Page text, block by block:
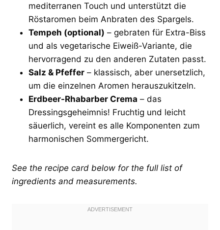
mediterranen Touch und unterstützt die
Röstaromen beim Anbraten des Spargels.
Tempeh (optional) – gebraten für Extra-Biss
und als vegetarische Eiweiß-Variante, die
hervorragend zu den anderen Zutaten passt.
Salz & Pfeffer – klassisch, aber unersetzlich,
um die einzelnen Aromen herauszukitzeln.
Erdbeer-Rhabarber Crema – das
Dressingsgeheimnis! Fruchtig und leicht
säuerlich, vereint es alle Komponenten zum
harmonischen Sommergericht.
See the recipe card below for the full list of
ingredients and measurements.